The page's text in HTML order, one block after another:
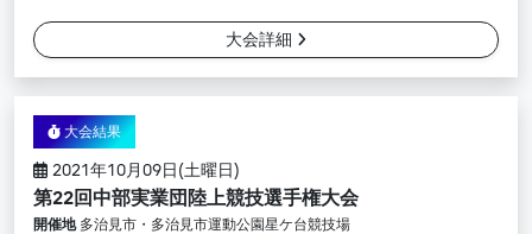
大会詳細
大会結果
2021年10月09日(土曜日)
第22回中部実業団陸上競技選手権大会
開催地多治見市・多治見市運動公園星ケ台競技場